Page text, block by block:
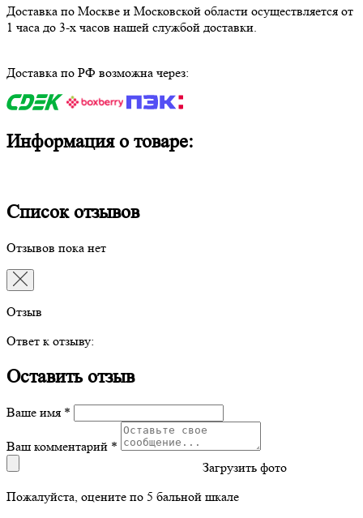
Доставка по Москве и Московской области осуществляется от
1 часа до 3-х часов нашей службой доставки.
Доставка по РФ возможна через:
Информация о товаре:
Список отзывов
Отзывов пока нет
Отзыв
Ответ к отзыву:
Оставить отзыв
Ваше имя *
Ваш комментарий *
Загрузить фото
Пожалуйста, оцените по 5 бальной шкале